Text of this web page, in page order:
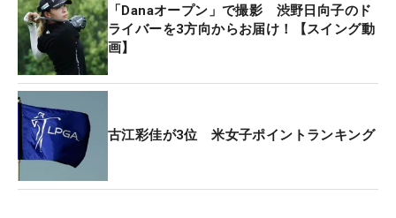
試合に参戦を果たすと、4戦目となった今大会で勝
利を掴んだ。
グラントは前週「全米オープン」を制したアリセ
ン・コープス（米国）に続く今季6人目の初優勝者
に名を連ね、スウェーデン勢としては昨年のマヤ・
スターク以来となる14人目の米ツアー優勝者となっ
た。ちなみに、欧州女子ツアーでは通算5勝を挙げ
「Danaオープン」で撮影 渋野日向子のド
ライバーを3方向からお届け！【スイング動
画】
古江彩佳が3位 米女子ポイントランキング